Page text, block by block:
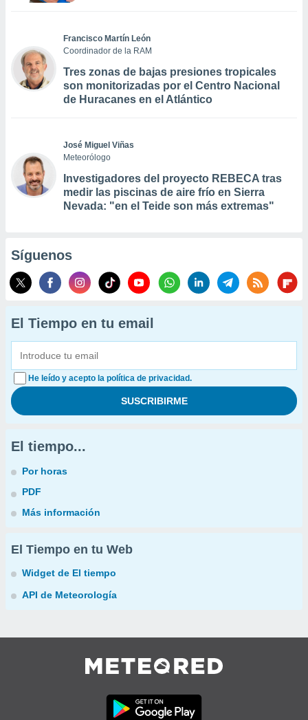
Francisco Martín León
Coordinador de la RAM
Tres zonas de bajas presiones tropicales
son monitorizadas por el Centro Nacional
de Huracanes en el Atlántico
José Miguel Viñas
Meteorólogo
Investigadores del proyecto REBECA tras
medir las piscinas de aire frío en Sierra
Nevada: "en el Teide son más extremas"
Síguenos
El Tiempo en tu email
He leído y acepto la política de privacidad.
El tiempo...
Por horas
PDF
Más información
El Tiempo en tu Web
Widget de El tiempo
API de Meteorología